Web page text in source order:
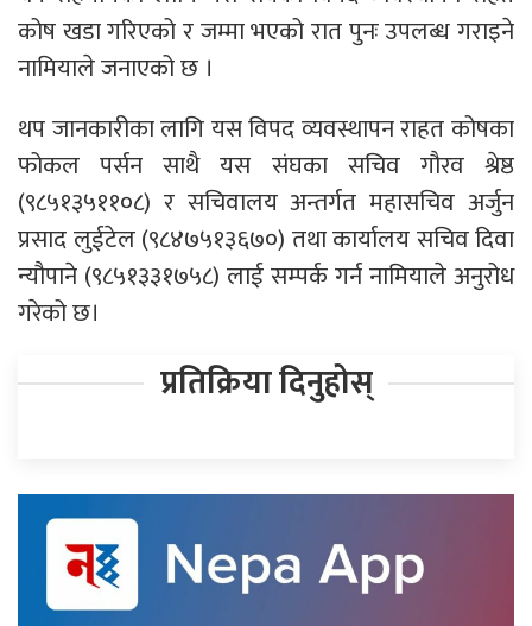
कोष खडा गरिएको र जम्मा भएको रात पुनः उपलब्ध गराइने
नामियाले जनाएको छ ।
थप जानकारीका लागि यस विपद व्यवस्थापन राहत कोषका
फोकल पर्सन साथै यस संघका सचिव गौरव श्रेष्ठ
(९८५१३५११०८) र सचिवालय अन्तर्गत महासचिव अर्जुन
प्रसाद लुईटेल (९८४७५१३६७०) तथा कार्यालय सचिव दिवा
न्यौपाने (९८५१३३१७५८) लाई सम्पर्क गर्न नामियाले अनुरोध
गरेको छ।
प्रतिक्रिया दिनुहोस्